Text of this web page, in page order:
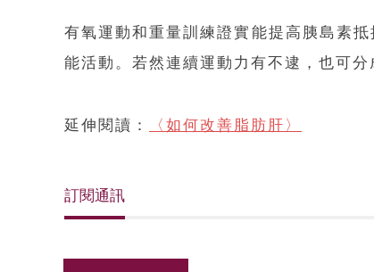
有氧運動和重量訓練證實能提高胰島素
能活動。若然連續運動力有不逮，也可
延伸閱讀： 〈如何改善脂肪肝〉
訂閱通訊